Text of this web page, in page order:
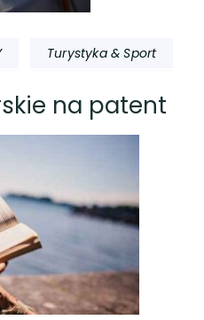
Turystyka & Sport
na patent